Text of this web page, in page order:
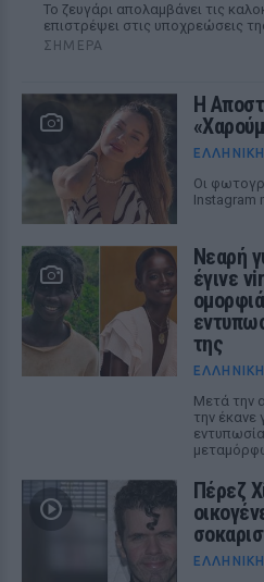
Το ζευγάρι απολαμβάνει τις
επιστρέψει στις υποχρεώσεις
ΣΉΜΕΡΑ
Η
Οι
Instagram
Νεαρή
έγινε
της
Μετά την
την έκανε
Πέρεζ